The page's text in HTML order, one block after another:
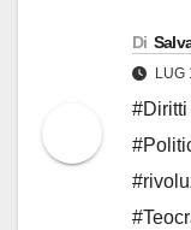
Di
LUG
#Diritti